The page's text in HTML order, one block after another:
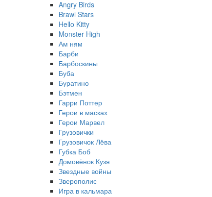
Angry Birds
Brawl Stars
Hello Kitty
Monster High
Ам ням
Барби
Барбоскины
Буба
Буратино
Бэтмен
Гарри Поттер
Герои в масках
Герои Марвел
Грузовички
Грузовичок Лёва
Губка Боб
Домовёнок Кузя
Звездные войны
Зверополис
Игра в кальмара